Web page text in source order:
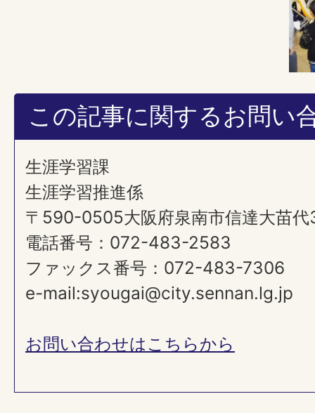
この記事に関するお問い
生涯学習課
生涯学習推進係
〒590-0505大阪府泉南市信達大苗
電話番号：072-483-2583
ファックス番号：072-483-7306
e-mail:syougai@city.sennan.lg.jp
お問い合わせはこちらから